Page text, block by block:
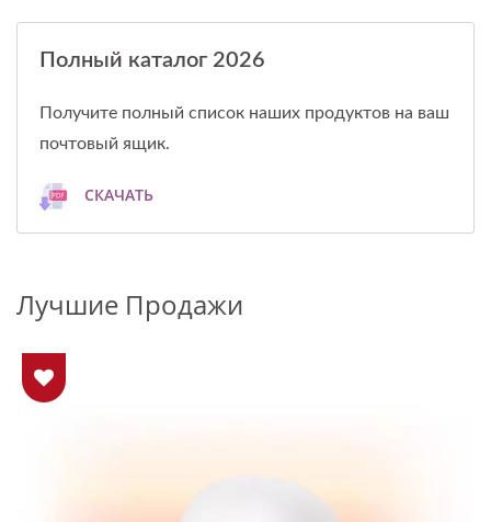
Полный каталог 2026
Получите полный список наших продуктов на ваш
почтовый ящик.
СКАЧАТЬ
Лучшие Продажи